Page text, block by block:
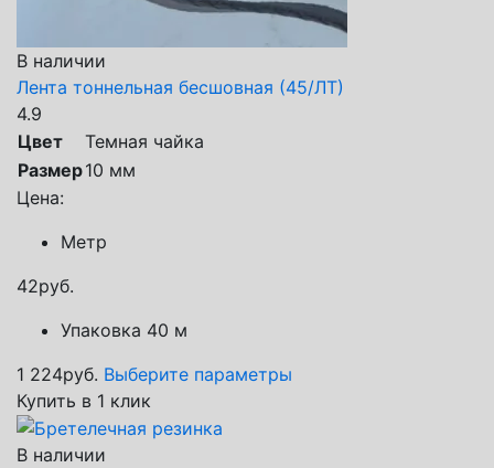
В наличии
Лента тоннельная бесшовная (45/ЛТ)
4.9
Цвет
Темная чайка
Размер10 мм
Цена:
Метр
42руб.
Упаковка 40 м
1 224руб. Выберите параметры
Купить в 1 клик
В наличии